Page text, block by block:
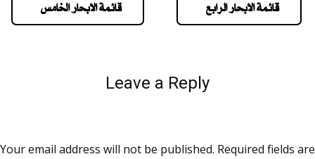
قائمة الابحار الخامس قائمة الابحار الرابع
Leave a Reply
Your email address will not be published. Required fields are